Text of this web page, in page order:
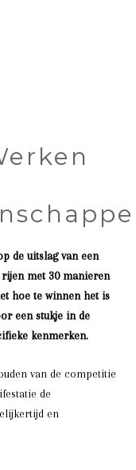
de uitslag van een
met 30 manieren
hoe te winnen het is
een stukje in de
kenmerken.
van de competitie
de
en